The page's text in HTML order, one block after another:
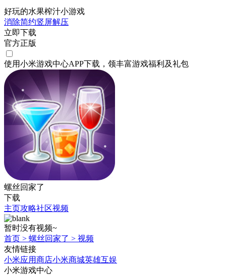
好玩的水果榨汁小游戏
消除简约竖屏解压
立即下载
官方正版
使用小米游戏中心APP下载 ，领丰富游戏福利 及礼包
螺丝回家了
下载
主页攻略社区视频
暂时没有视频~
首页 > 螺丝回家了 > 视频
友情链接
小米应用商店小米商城英雄互娱
小米游戏中心